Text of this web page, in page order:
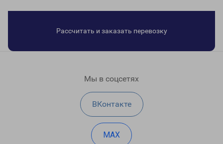
Рассчитать и заказать перевозку
Мы в соцсетях
ВКонтакте
MAX